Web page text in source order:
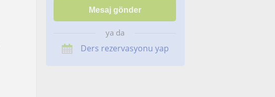
ya da
Ders rezervasyonu yap